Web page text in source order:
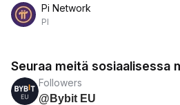
Pi Network
PI
Seuraa meitä sosiaalisessa
Followers
@Bybit EU